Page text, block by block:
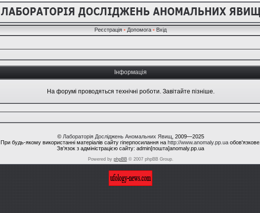
Реєстрація • Допомога • Вхід
Інформація
На форумі проводяться технічні роботи. Завітайте пізніше.
© Лабораторія Досліджень Аномальних Явищ , 2009—2025
При будь-якому використанні матеріалів сайту гіперпосилання на http://www.anomaly.pp.uaобов'язкове.
Зв'язок з адміністрацією сайту: admin[пошта]anomaly.pp.ua
Powered by phpBB© 2007 phpBB Group.